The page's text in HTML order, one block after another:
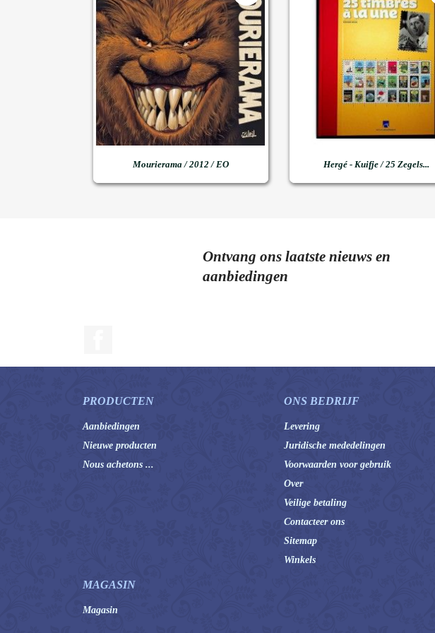
 Snel bekijken
Mourierama / 2012 / EO Snel bekijken
Hergé - Kuifje / 25 Zegels...
Ontvang ons laatste nieuws en
aanbiedingen
PRODUCTEN
Aanbiedingen
Nieuwe producten
Nous achetons ...
ONS BEDRIJF
Levering
Juridische mededelingen
Voorwaarden voor gebruik
Over
Veilige betaling
Contacteer ons
Sitemap
Winkels
MAGASIN
Magasin